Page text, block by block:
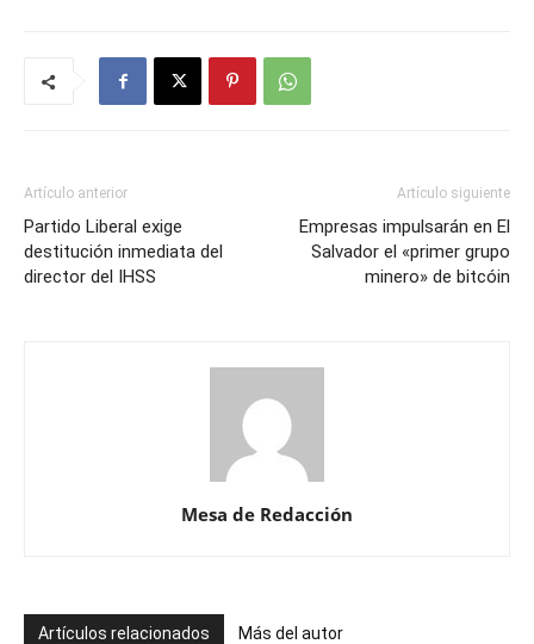
Artículo anterior
Partido Liberal exige
destitución inmediata del
director del IHSS
Artículo siguiente
Empresas impulsarán en El
Salvador el «primer grupo
minero» de bitcóin
Mesa de Redacción
Artículos relacionados Más del autor